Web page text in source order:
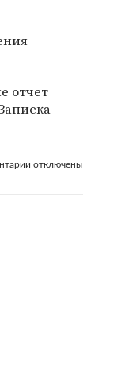
отчет
отключены